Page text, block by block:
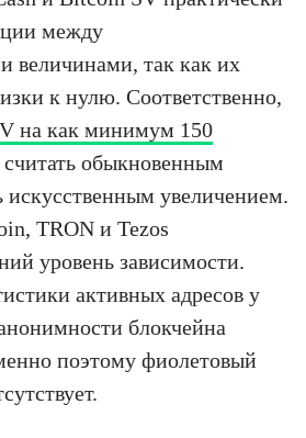
между
величинами, так как их
к нулю. Соответственно,
на как минимум 150
обыкновенным
увеличением.
TRON и Tezos
уровень зависимости.
активных адресов у
блокчейна
поэтому фиолетовый